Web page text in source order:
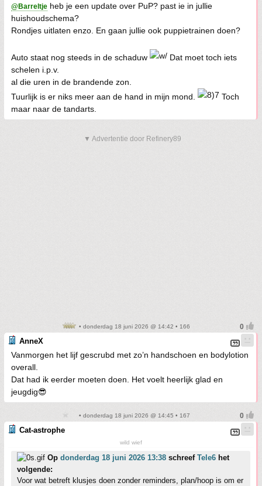
@Barreltje heb je een update over PuP? past ie in jullie
huishoudschema?
Rondjes uitlaten enzo. En gaan jullie ook puppietrainen doen?
Auto staat nog steeds in de schaduw
Dat moet toch iets
schelen i.p.v.
al die uren in de brandende zon.
Tuurlijk is er niks meer aan de hand in mijn mond.
Toch
maar naar de tandarts.
▼ Advertentie door Refinery89
• donderdag 18 juni 2026 @ 14:42 • 166
AnneX
Vanmorgen het lijf gescrubd met zo’n handschoen en bodylotion
overall.
Dat had ik eerder moeten doen. Het voelt heerlijk glad en
jeugdig😎
• donderdag 18 juni 2026 @ 14:45 • 167
Cat-astrophe
wild wief
Op donderdag 18 juni 2026 13:38 schreef Tele6 het
volgende:
Voor wat betreft klusjes doen zonder reminders, plan/hoop is om er